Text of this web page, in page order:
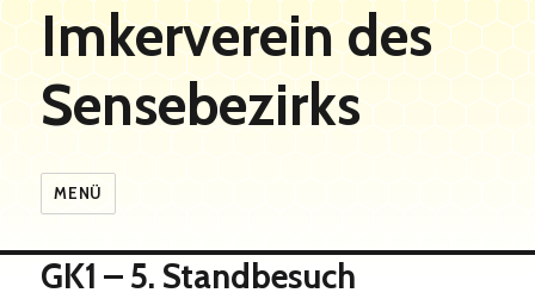
Imkerverein des
Sensebezirks
MENÜ
GK1 – 5. Standbesuch